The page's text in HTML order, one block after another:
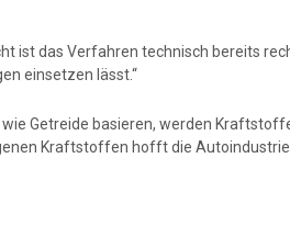
ist das Verfahren technisch bereits
einsetzen lässt.“
Getreide basieren, werden
Kraftstoffen hofft die